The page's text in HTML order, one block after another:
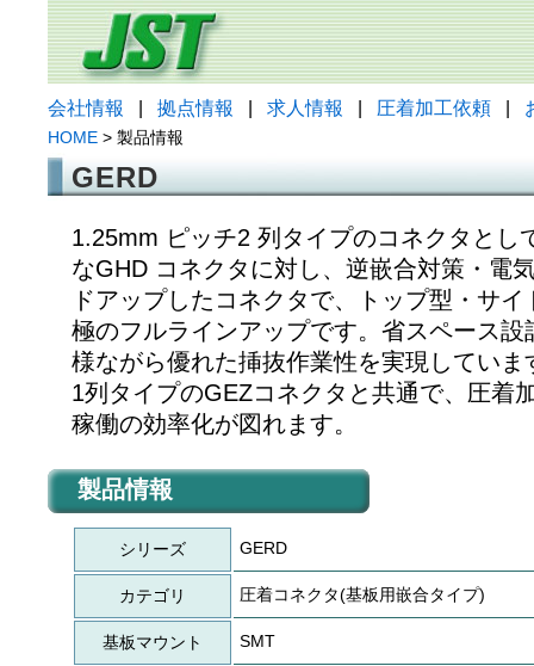
会社情報 拠点情報 求人情報 圧着加工依頼
HOME > 製品情報
GERD
1.25mm ピッチ2 列タイプのコネクタとし
なGHD コネクタに対し、逆嵌合対策・電
ドアップしたコネクタで、トップ型・サ
極のフルラインアップです。省スペース設
様ながら優れた挿抜作業性を実現していま
1列タイプのGEZコネクタと共通で、圧着
稼働の効率化が図れます。
製品情報
シリーズ GERD
カテゴリ 圧着コネクタ(基板用嵌合タイプ)
基板マウント SMT